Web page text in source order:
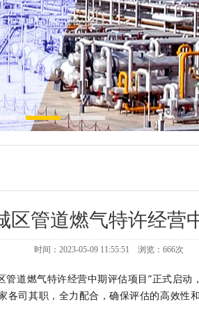
区管道燃气特许经营
时间：2023-05-09 11:55:51 浏览： 666次
道燃气特许经营中期评估项目”正式启
司其职，全力配合，确保评估的高效性和